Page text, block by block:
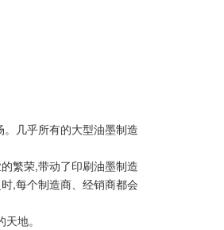
几乎所有的大型油墨制造
繁荣,带动了印刷油墨制造
,每个制造商、经销商都会
地。